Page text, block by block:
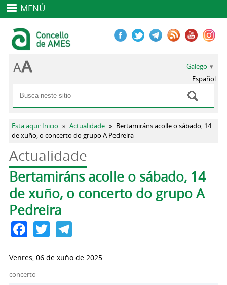
MENÚ
Formulario de busca
Buscar
Galego
Español
Vostede está aquí
Esta aqui: Inicio » Actualidade » Bertamiráns acolle o sábado, 14
de xuño, o concerto do grupo A Pedreira
Actualidade
Pestanas principais
Bertamiráns acolle o sábado, 14
de xuño, o concerto do grupo A
Pedreira
Facebook
TwitterTelegram
Venres, 06 de xuño de 2025
concerto